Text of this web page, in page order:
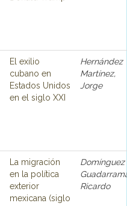
El exilio
cubano en
Estados Unidos
en el siglo XXI
Hernández
Martínez,
Jorge
La migración
en la política
exterior
mexicana (siglo
Domínguez
Ricardo